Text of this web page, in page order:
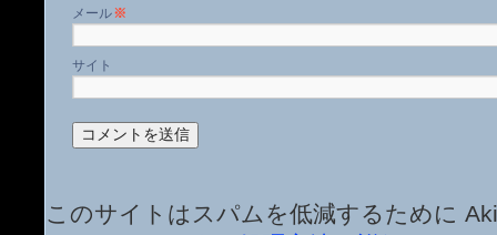
メール※
サイト
このサイトはスパムを低減するために